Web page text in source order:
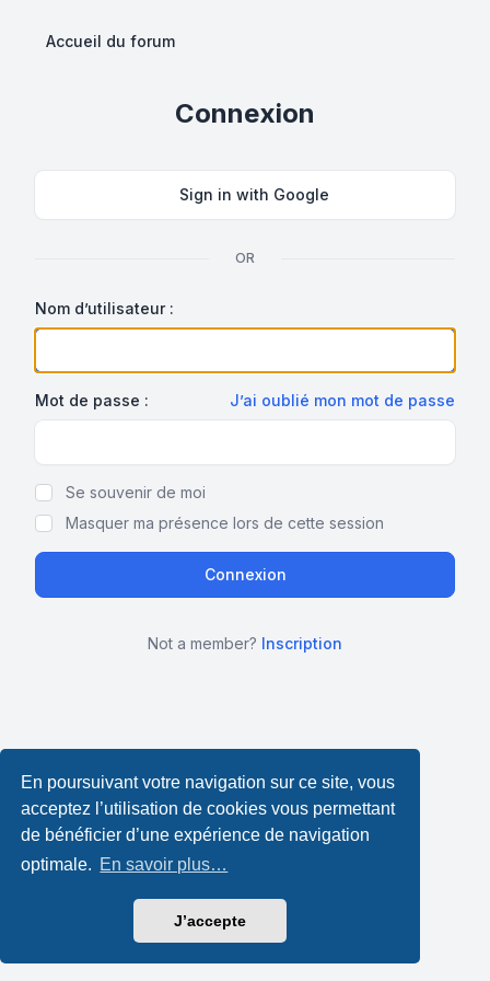
En poursuivant votre navigation sur ce site, vous
acceptez l’utilisation de cookies vous permettant
de bénéficier d’une expérience de navigation
optimale. En savoir plus…
J’accepte
Accueil du forum
Connexion
Sign in with Google
OR
Nom d’utilisateur :
Mot de passe : J’ai oublié mon mot de passe
Se souvenir de moi
Masquer ma présence lors de cette session
Not a member? Inscription